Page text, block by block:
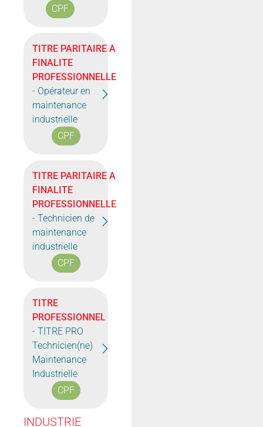
CPF
TITRE PARITAIRE A
FINALITE
PROFESSIONNELLE
- Opérateur en
maintenance
industrielle
CPF
TITRE PARITAIRE A
FINALITE
PROFESSIONNELLE
- Technicien de
maintenance
industrielle
CPF
TITRE
PROFESSIONNEL
- TITRE PRO
Technicien(ne)
Maintenance
Industrielle
CPF
INDUSTRIE